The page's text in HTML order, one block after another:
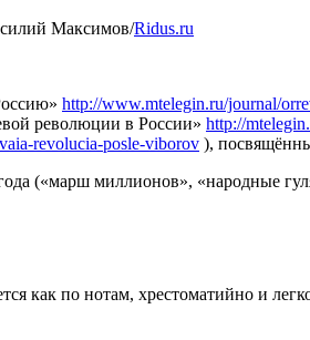
Максимов/Ridus.ru
http://www.mtelegin.ru/journal/
революции в России» http://
revolucia-posle-viborov ),
(«марш миллионов», «народные
как по нотам, хрестоматийно и